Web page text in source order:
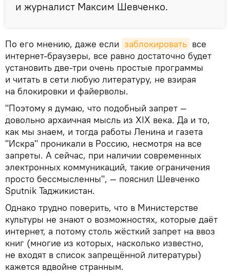
и журналист Максим Шевченко.
По его мнению, даже если заблокировать все
интернет-браузеры, все равно достаточно будет
установить две-три очень простые программы
и читать в сети любую литературу, не взирая
на блокировки и файерволы.
"Поэтому я думаю, что подобный запрет —
довольно архаичная мысль из XIX века. Да и то,
как мы знаем, и тогда работы Ленина и газета
"Искра" проникали в Россию, несмотря на все
запреты. А сейчас, при наличии современных
электронных коммуникаций, такие ограничения
просто бессмысленны", — пояснил Шевченко
Sputnik Таджикистан.
Однако трудно поверить, что в Министерстве
культуры не знают о возможностях, которые даёт
интернет, а потому столь жёсткий запрет на ввоз
книг (многие из которых, насколько известно,
не входят в список запрещённой литературы)
кажется вдвойне странным.